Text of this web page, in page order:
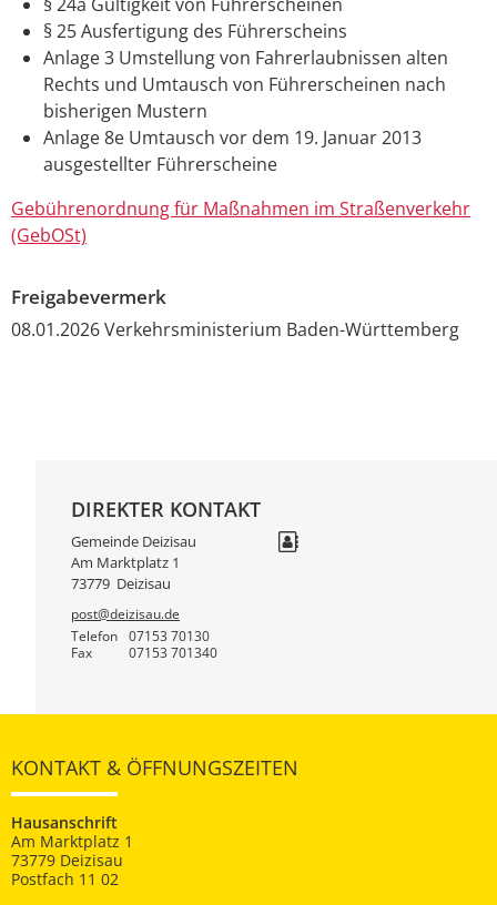
§ 25 Ausfertigung des Führerscheins
Anlage 3 Umstellung von Fahrerlaubnissen alten
Rechts und Umtausch von Führerscheinen nach
bisherigen Mustern
Anlage 8e Umtausch vor dem 19. Januar 2013
ausgestellter Führerscheine
Gebührenordnung für Maßnahmen im Straßenverkehr
(GebOSt)
Freigabevermerk
08.01.2026 Verkehrsministerium Baden-Württemberg
DIREKTER KONTAKT
Gemeinde Deizisau
Am Marktplatz 1
73779 Deizisau
post@deizisau.de
Telefon
07153 70130
Fax 07153 701340
KONTAKT & ÖFFNUNGSZEITEN
Hausanschrift
Am Marktplatz 1
73779 Deizisau
Postfach 11 02